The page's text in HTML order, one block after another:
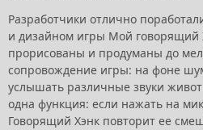
Разработчики отлично
и дизайном игры Мой говорящий
прорисованы и продуманы до
сопровождение игры: на фоне
услышать различные звуки
одна функция: если нажать на
Говорящий Хэнк повторит ее